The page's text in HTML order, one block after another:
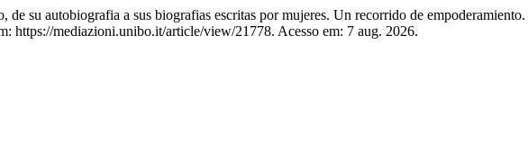
su autobiografia a sus biografias escritas por mujeres. Un recorrido de empoderamiento.
https://mediazioni.unibo.it/article/view/21778. Acesso em: 7 aug. 2026.